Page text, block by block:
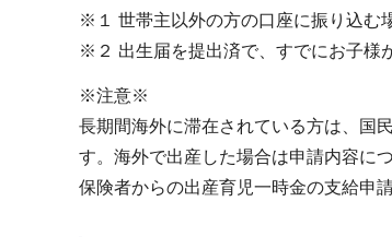
※１ 世帯主以外の方の口座に振り込む
※２ 出生届を提出済で、すでにお子様
※注意※
長期間海外に滞在されている方は、国
す。海外で出産した場合は申請内容に
保険者からの出産育児一時金の支給申